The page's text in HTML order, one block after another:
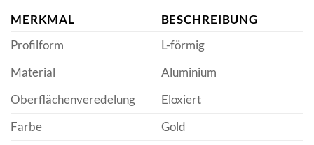
MERKMAL
BESCHREIBUNG
Profilform
L-förmig
Material
Aluminium
Oberflächenveredelung
Eloxiert
Farbe
Gold